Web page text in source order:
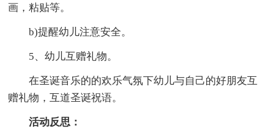
画，粘贴等。
b)提醒幼儿注意安全。
5、幼儿互赠礼物。
在圣诞音乐的的欢乐气氛下幼儿与自己的好朋友互
赠礼物，互道圣诞祝语。
活动反思：